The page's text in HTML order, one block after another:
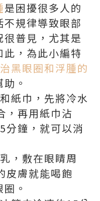
是困擾很多人的
規律導致眼部
普見，尤其是
，為此小編特
黑眼圈和浮腫的
。
紙巾，先將冷水
，再用紙巾沾
分鐘，就可以消
，敷在眼睛周
皮膚就能喝飽
。